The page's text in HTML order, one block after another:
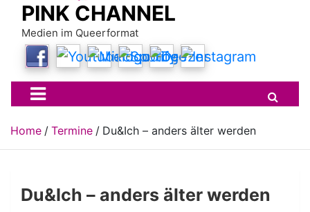
PINK CHANNEL
Medien im Queerformat
Home Termine Du&Ich – anders älter werden
Du&Ich – anders älter werden